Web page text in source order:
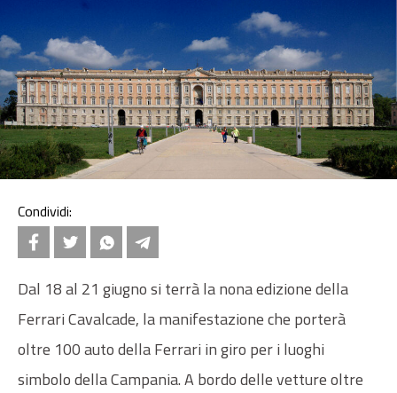
Condividi:
Dal 18 al 21 giugno si terrà la nona edizione della
Ferrari Cavalcade, la manifestazione che porterà
oltre 100 auto della Ferrari in giro per i luoghi
simbolo della Campania. A bordo delle vetture oltre